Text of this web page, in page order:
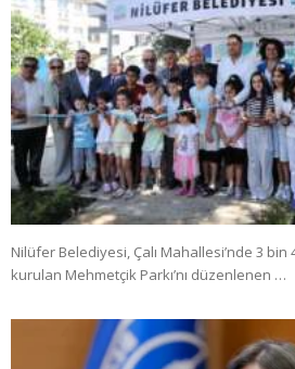
Nilüfer Belediyesi, Çalı Mahallesi’nde 3
kurulan Mehmetçik Parkı’nı düzenlenen …